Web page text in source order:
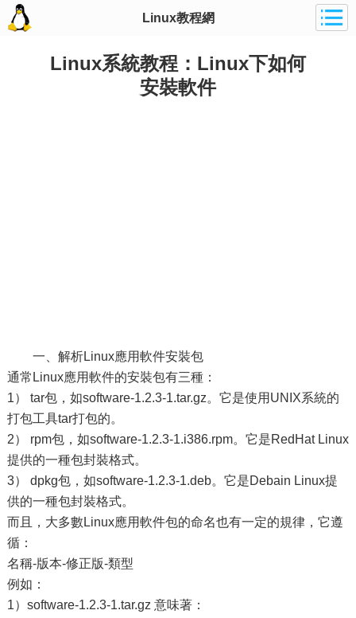
Linux教程網
Linux系統教程：Linux下如何
安裝軟件
一、解析Linux應用軟件安裝包
通常Linux應用軟件的安裝包有三種：
1） tar包，如software-1.2.3-1.tar.gz。它是使用UNIX系統的
打包工具tar打包的。
2） rpm包，如software-1.2.3-1.i386.rpm。它是RedHat Linux
提供的一種包封裝格式。
3） dpkg包，如software-1.2.3-1.deb。它是Debain Linux提
供的一種包封裝格式。
而且，大多數Linux應用軟件包的命名也有一定的規律，它遵
循：
名稱-版本-修正版-類型
例如：
1）software-1.2.3-1.tar.gz 意味著：